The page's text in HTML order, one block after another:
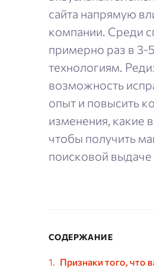
сайта напрямую
компании. Среди
примерно раз в 3-
технологиям.
возможность
опыт и повысить
изменения, какие
чтобы получить
поисковой выдаче
СОДЕРЖАНИЕ
Признаки того, что